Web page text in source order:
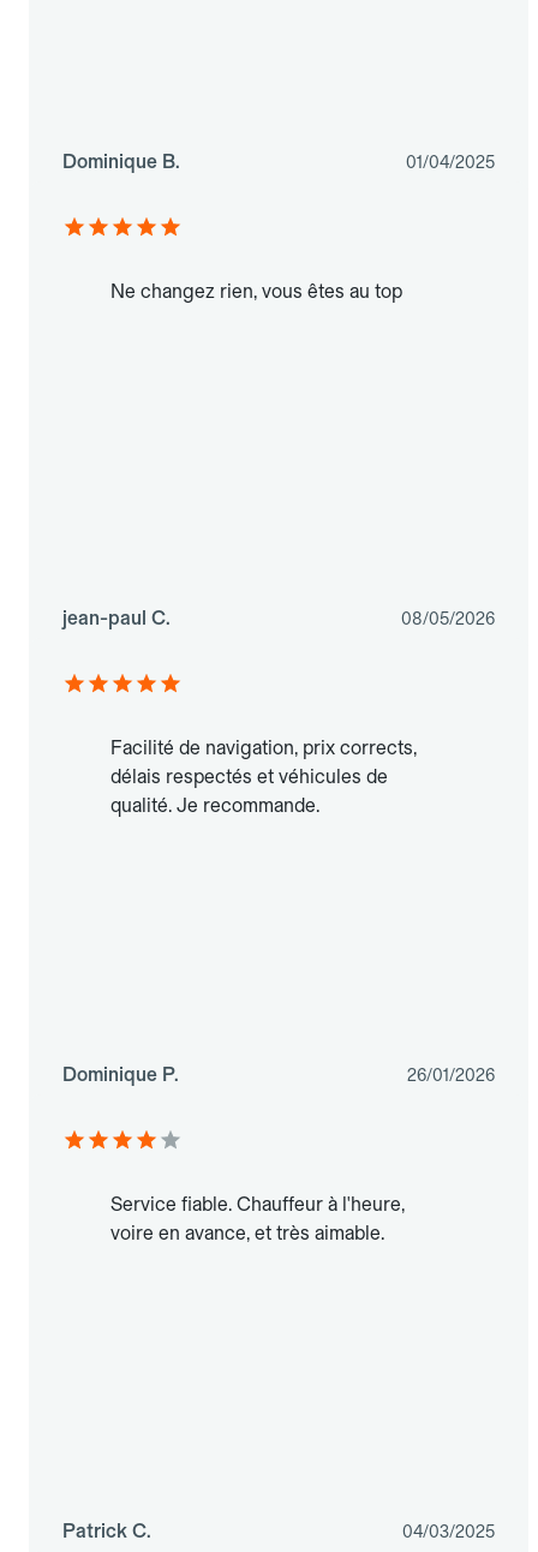
Dominique B. 01/04/2025
Ne changez rien, vous êtes au top
jean-paul C. 08/05/2026
Facilité de navigation, prix corrects,
délais respectés et véhicules de
qualité. Je recommande.
Dominique P. 26/01/2026
Service fiable. Chauffeur à l'heure,
voire en avance, et très aimable.
Patrick C. 04/03/2025